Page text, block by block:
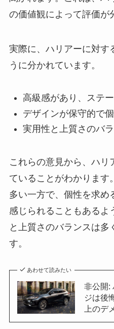
の価値観によって評価が
実際に、ハリアーに対す
うに分かれています。
高級感があり、ステ
デザインが保守的で
実用性と上質さのバ
これらの意見から、ハリ
ていることがわかります
多い一方で、個性を求め
感じられることもあるよ
と上質さのバランスは多
す。
あわせて読みたい
非公開:
ジは後
上のデ